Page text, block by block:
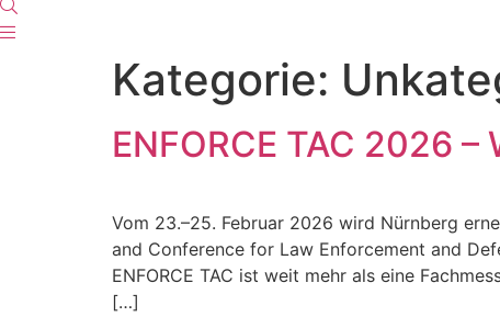
Kategorie:
ENFORCE TAC 2026
Vom 23.–25. Februar 2026 wird Nürnberg
and Conference for Law Enforcement and
ENFORCE TAC ist weit mehr als eine
[…]